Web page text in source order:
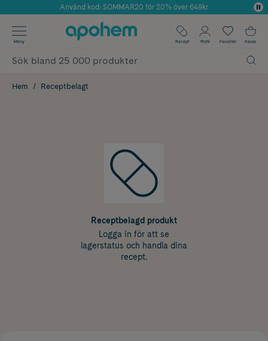
Årets Butik 2025 inom Skönhet
Använd kod: SOMMAR20 för 20% över 649kr
✓ Fri frakt
✓ Poäng på alla köp*
Meny Recept Profil Favoriter Kassa
Hem Receptbelagt
Receptbelagd produkt
Logga in för att se
lagerstatus och handla dina
recept.